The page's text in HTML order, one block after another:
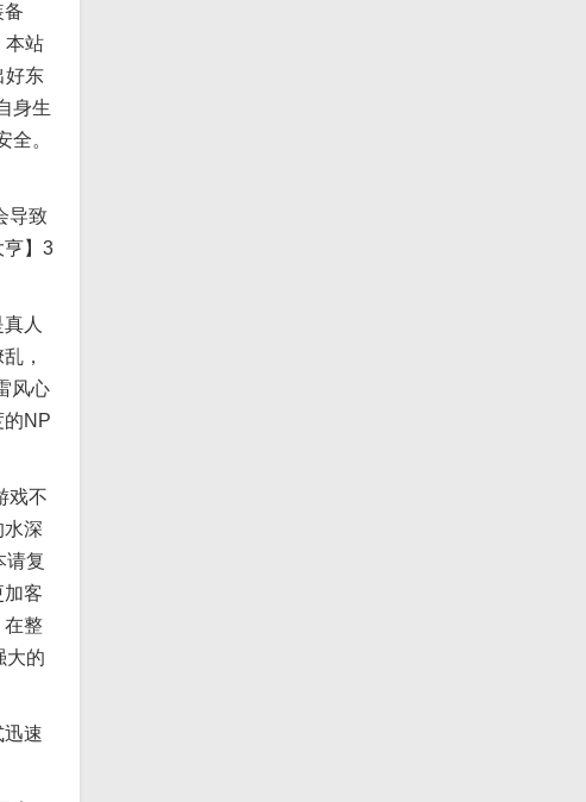
本站
好东
身生
。
导致
亨】3
人
，
风心
的NP
戏不
深
请复
客
在整
大的
速